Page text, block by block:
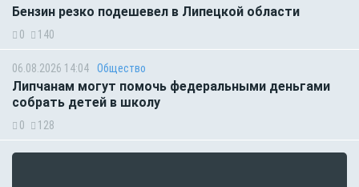
Бензин резко подешевел в Липецкой области
0 140
06.08.2026 14:04 Общество
Липчанам могут помочь федеральными деньгами
собрать детей в школу
0 128